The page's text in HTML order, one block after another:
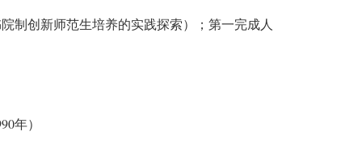
制创新师范生培养的实践探索）；第一完成人
年）